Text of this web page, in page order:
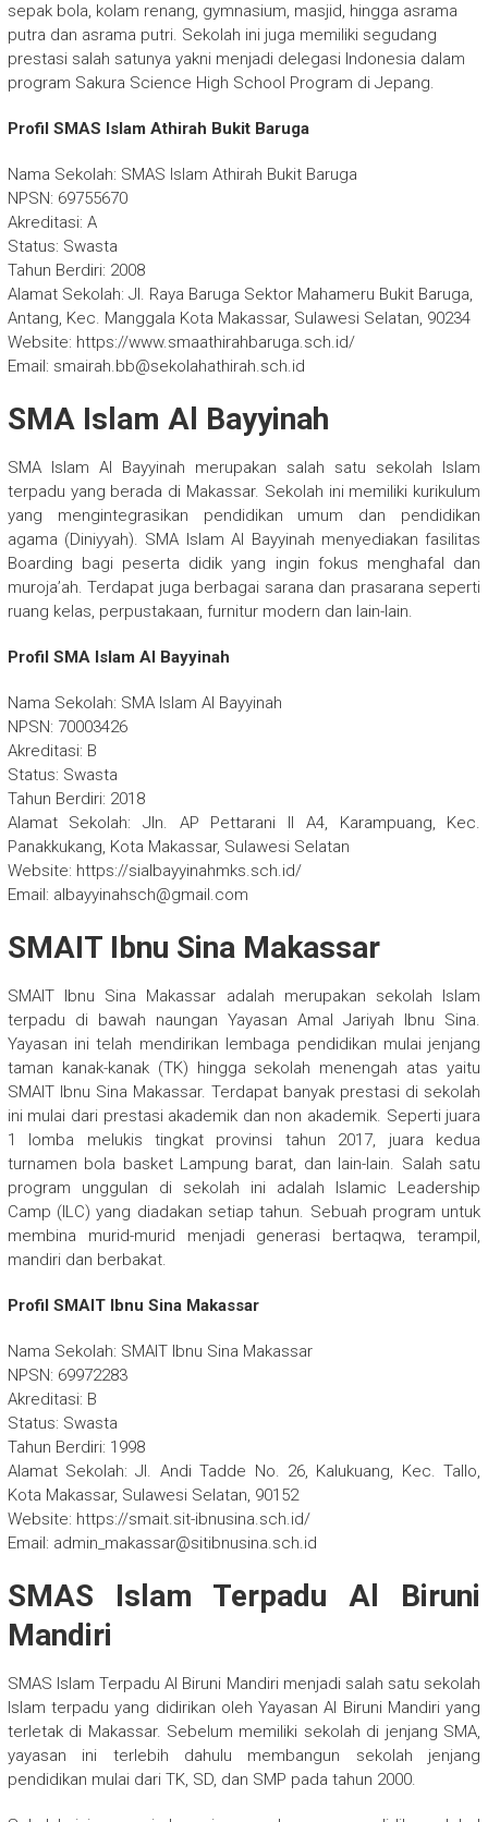
sepak bola, kolam renang, gymnasium, masjid, hingga asrama
putra dan asrama putri. Sekolah ini juga memiliki segudang
prestasi salah satunya yakni menjadi delegasi Indonesia dalam
program Sakura Science High School Program di Jepang.
Profil SMAS Islam Athirah Bukit Baruga
Nama Sekolah: SMAS Islam Athirah Bukit Baruga
NPSN: 69755670
Akreditasi: A
Status: Swasta
Tahun Berdiri: 2008
Alamat Sekolah: Jl. Raya Baruga Sektor Mahameru Bukit Baruga,
Antang, Kec. Manggala Kota Makassar, Sulawesi Selatan, 90234
Website: https://www.smaathirahbaruga.sch.id/
Email: smairah.bb@sekolahathirah.sch.id
SMA Islam Al Bayyinah
SMA Islam Al Bayyinah merupakan salah satu sekolah Islam
terpadu yang berada di Makassar. Sekolah ini memiliki kurikulum
yang mengintegrasikan pendidikan umum dan pendidikan
agama (Diniyyah). SMA Islam Al Bayyinah menyediakan fasilitas
Boarding bagi peserta didik yang ingin fokus menghafal dan
muroja’ah. Terdapat juga berbagai sarana dan prasarana seperti
ruang kelas, perpustakaan, furnitur modern dan lain-lain.
Profil SMA Islam Al Bayyinah
Nama Sekolah: SMA Islam Al Bayyinah
NPSN: 70003426
Akreditasi: B
Status: Swasta
Tahun Berdiri: 2018
Alamat Sekolah: Jln. AP Pettarani II A4, Karampuang, Kec.
Panakkukang, Kota Makassar, Sulawesi Selatan
Website: https://sialbayyinahmks.sch.id/
Email: albayyinahsch@gmail.com
SMAIT Ibnu Sina Makassar
SMAIT Ibnu Sina Makassar adalah merupakan sekolah Islam
terpadu di bawah naungan Yayasan Amal Jariyah Ibnu Sina.
Yayasan ini telah mendirikan lembaga pendidikan mulai jenjang
taman kanak-kanak (TK) hingga sekolah menengah atas yaitu
SMAIT Ibnu Sina Makassar. Terdapat banyak prestasi di sekolah
ini mulai dari prestasi akademik dan non akademik. Seperti juara
1 lomba melukis tingkat provinsi tahun 2017, juara kedua
turnamen bola basket Lampung barat, dan lain-lain. Salah satu
program unggulan di sekolah ini adalah Islamic Leadership
Camp (ILC) yang diadakan setiap tahun. Sebuah program untuk
membina murid-murid menjadi generasi bertaqwa, terampil,
mandiri dan berbakat.
Profil SMAIT Ibnu Sina Makassar
Nama Sekolah: SMAIT Ibnu Sina Makassar
NPSN: 69972283
Akreditasi: B
Status: Swasta
Tahun Berdiri: 1998
Alamat Sekolah: Jl. Andi Tadde No. 26, Kalukuang, Kec. Tallo,
Kota Makassar, Sulawesi Selatan, 90152
Website: https://smait.sit-ibnusina.sch.id/
Email: admin_makassar@sitibnusina.sch.id
SMAS Islam Terpadu Al Biruni
Mandiri
SMAS Islam Terpadu Al Biruni Mandiri menjadi salah satu sekolah
Islam terpadu yang didirikan oleh Yayasan Al Biruni Mandiri yang
terletak di Makassar. Sebelum memiliki sekolah di jenjang SMA,
yayasan ini terlebih dahulu membangun sekolah jenjang
pendidikan mulai dari TK, SD, dan SMP pada tahun 2000.